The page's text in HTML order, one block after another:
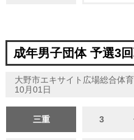
成年男子団体 予選3
大野市エキサイト広場総合体
10月01日
三重 3